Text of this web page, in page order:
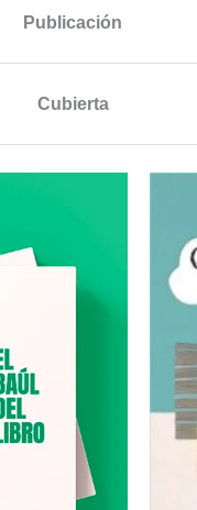
Publicación
Cubierta